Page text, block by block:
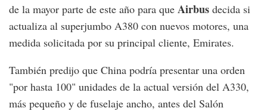
de la mayor parte de este año para que Airbus decida si
actualiza al superjumbo A380 con nuevos motores, una
medida solicitada por su principal cliente, Emirates.
También predijo que China podría presentar una orden
"por hasta 100" unidades de la actual versión del A330,
más pequeño y de fuselaje ancho, antes del Salón